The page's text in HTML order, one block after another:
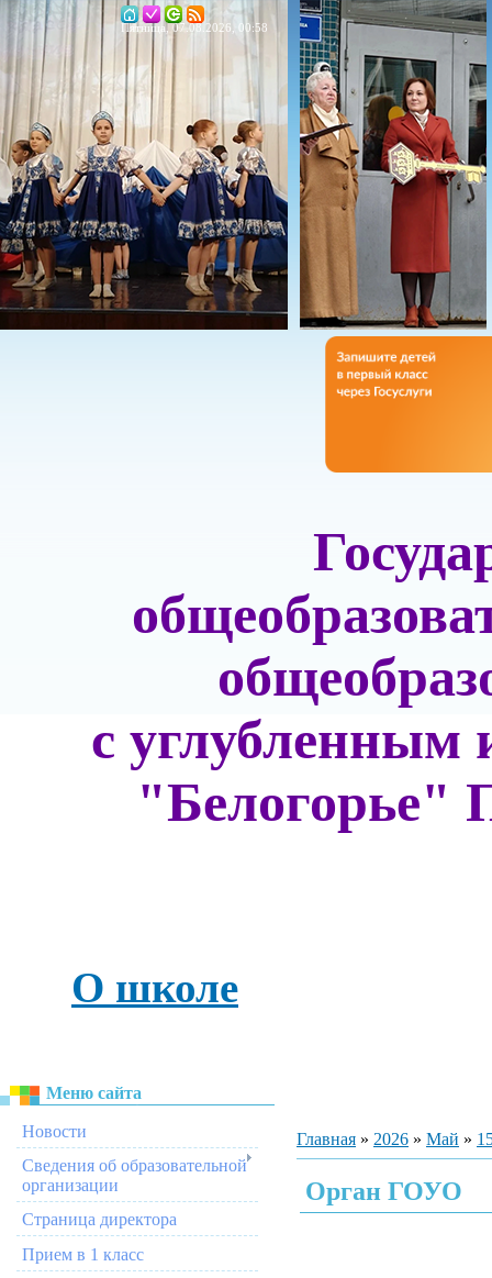
Пятница, 07.08.2026, 00:58
с углубленным
"Белогорье"
О школе
Меню сайта
Новости
Сведения об образовательной
организации
Страница директора
Прием в 1 класс
Главная » 2026 » Май »
Орган ГОУО